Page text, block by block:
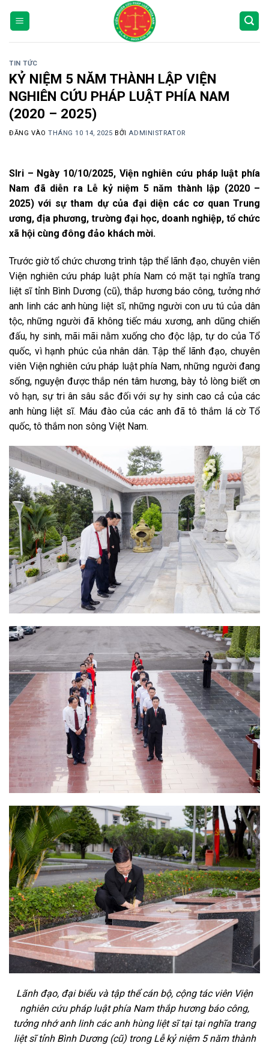
TIN TỨC
KỶ NIỆM 5 NĂM THÀNH LẬP VIỆN
NGHIÊN CỨU PHÁP LUẬT PHÍA NAM
(2020 – 2025)
ĐĂNG VÀOTHÁNG 10 14, 2025 BỞIADMINISTRATOR
Slri – Ngày 10/10/2025, Viện nghiên cứu pháp luật phía
Nam đã diễn ra Lễ kỷ niệm 5 năm thành lập (2020 –
2025) với sự tham dự của đại diện các cơ quan Trung
ương, địa phương, trường đại học, doanh nghiệp, tổ chức
xã hội cùng đông đảo khách mời.
Trước giờ tổ chức chương trình tập thể lãnh đạo, chuyên viên
Viện nghiên cứu pháp luật phía Nam có mặt tại nghĩa trang
liệt sĩ tỉnh Bình Dương (cũ), thắp hương báo công, tưởng nhớ
anh linh các anh hùng liệt sĩ, những người con ưu tú của dân
tộc, những người đã không tiếc máu xương, anh dũng chiến
đấu, hy sinh, mãi mãi nằm xuống cho độc lập, tự do của Tổ
quốc, vì hạnh phúc của nhân dân. Tập thể lãnh đạo, chuyên
viên Viện nghiên cứu pháp luật phía Nam, những người đang
sống, nguyện được thắp nén tâm hương, bày tỏ lòng biết ơn
vô hạn, sự tri ân sâu sắc đối với sự hy sinh cao cả của các
anh hùng liệt sĩ. Máu đào của các anh đã tô thắm lá cờ Tổ
quốc, tô thắm non sông Việt Nam.
Lãnh đạo, đại biểu và tập thể cán bộ, cộng tác viên Viện
nghiên cứu pháp luật phía Nam thắp hương báo công,
tưởng nhớ anh linh các anh hùng liệt sĩ tại tại nghĩa trang
liệt sĩ tỉnh Bình Dương (cũ) trong Lễ kỷ niệm 5 năm thành